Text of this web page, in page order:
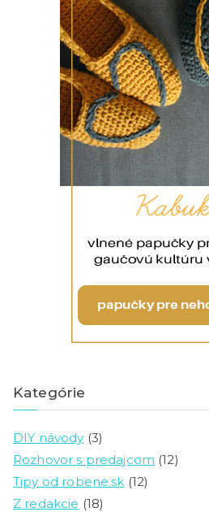
Kategórie
DIY návody (3)
Rozhovor s predajcom (12)
Tipy od robene.sk (12)
Z redakcie (18)